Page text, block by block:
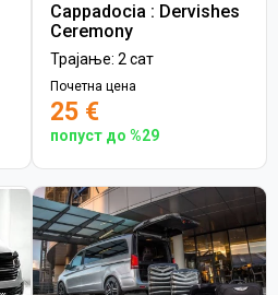
Cappadocia : Dervishes
Ceremony
Трајање: 2 сат
Почетна цена
25 €
попуст до %29